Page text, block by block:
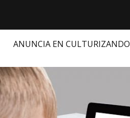
ANUNCIA EN CULTURIZANDO